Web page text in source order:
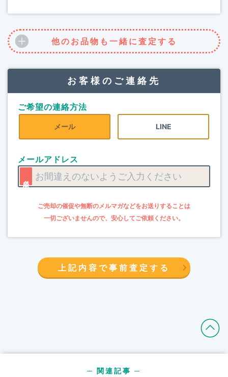
他のお品物も一緒に査定する
お客様のご連絡先
ご希望の連絡方法
メール LINE
メールアドレス
上記内容で事前査定する
─ 関連記事 ─